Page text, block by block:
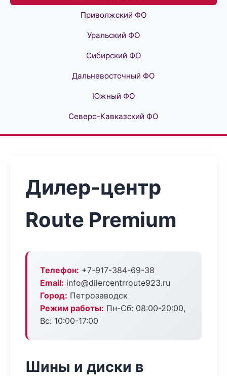
Приволжский ФО
Уральский ФО
Сибирский ФО
Дальневосточный ФО
Южный ФО
Северо-Кавказский ФО
Дилер-центр
Route Premium
Телефон: +7-917-384-69-38
Email: info@dilercentrroute923.ru
Город: Петрозаводск
Режим работы: Пн-Сб: 08:00-20:00,
Вс: 10:00-17:00
Шины и диски в